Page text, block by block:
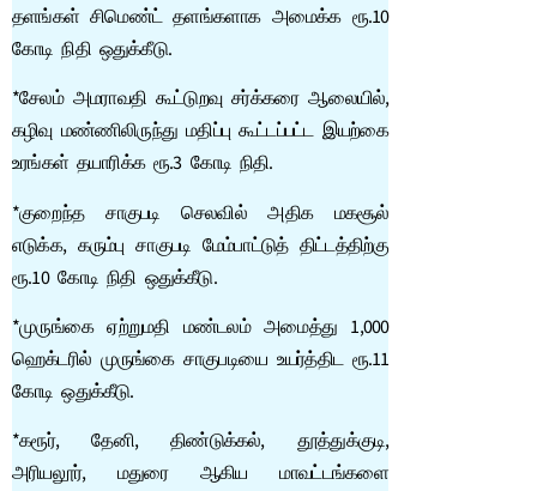
தளங்கள் சிமெண்ட் தளங்களாக அமைக்க ரூ.10
கோடி நிதி ஒதுக்கீடு.
*சேலம் அமராவதி கூட்டுறவு சர்க்கரை ஆலையில்,
கழிவு மண்ணிலிருந்து மதிப்பு கூட்டப்பட்ட இயற்கை
உரங்கள் தயாரிக்க ரூ.3 கோடி நிதி.
*குறைந்த சாகுபடி செலவில் அதிக மகசூல்
எடுக்க, கரும்பு சாகுபடி மேம்பாட்டுத் திட்டத்திற்கு
ரூ.10 கோடி நிதி ஒதுக்கீடு.
*முருங்கை ஏற்றுமதி மண்டலம் அமைத்து 1,000
ஹெக்டரில் முருங்கை சாகுபடியை உயர்த்திட ரூ.11
கோடி ஒதுக்கீடு.
*கரூர், தேனி, திண்டுக்கல், தூத்துக்குடி,
அரியலூர், மதுரை ஆகிய மாவட்டங்களை